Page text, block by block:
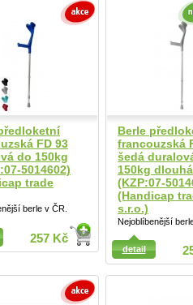
FD 93
do 150kg
5014602)
trade
berle v ČR.
257 Kč
Berle
francouzská
šedá
150kg dlouhá
(KZP:07-
(Handicap
s.r.o.)
Nejoblíbenější
detail